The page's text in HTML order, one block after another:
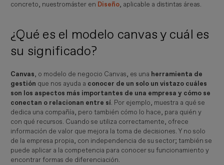
concreto, nuestromáster en Diseño, aplicable a distintas áreas.
¿Qué es el modelo canvas y cuál es
su significado?
Canvas, o modelo de negocio Canvas, es una herramienta de
gestión que nos ayuda a conocer de un solo un vistazo cuáles
son los aspectos más importantes de una empresa y cómo se
conectan o relacionan entre sí. Por ejemplo, muestra a qué se
dedica una compañía, pero también cómo lo hace, para quién y
con qué recursos. Cuando se utiliza correctamente, ofrece
información de valor que mejora la toma de decisiones. Y no solo
de la empresa propia, con independencia de su sector; también se
puede aplicar a la competencia para conocer su funcionamiento y
encontrar formas de diferenciación.